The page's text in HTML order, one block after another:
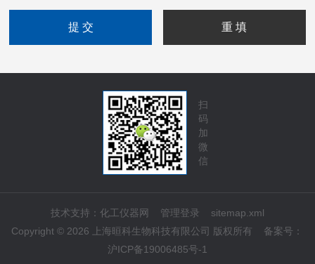
扫
码
加
微
信
技术支持： 化工仪器网 管理登录
sitemap.xml
Copyright © 2026 上海晅科生物科技有限公司 版权所有 备案号：
沪ICP备19006485号-1